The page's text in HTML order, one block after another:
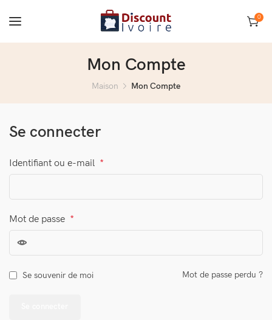
0
Mon Compte
Maison Mon Compte
Se connecter
Identifiant ou e-mail *
Mot de passe *
Se souvenir de moi Mot de passe perdu ?